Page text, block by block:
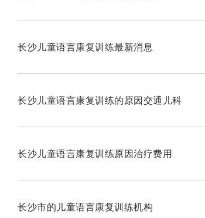
长沙儿童语言康复训练最新消息
长沙儿童语言康复训练的原因交通儿科
长沙儿童语言康复训练原因治疗费用
长沙市的儿童语言康复训练机构